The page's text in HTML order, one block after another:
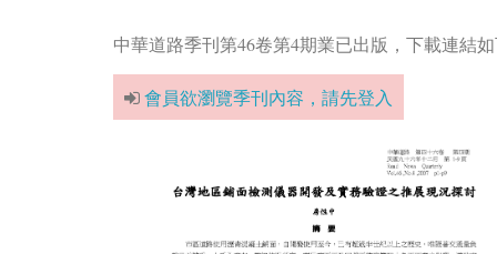
中華道路季刊第46卷第4期業已出版，下載連結
會員欲瀏覽季刊內容，請先登入